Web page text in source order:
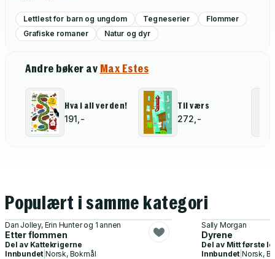
Lettlest for barn og ungdom Tegneserier
Flommer
Grafiske romaner
Natur og dyr
Andre bøker av Max Estes
Hva i all verden!
191,-
Til værs
272,-
Populært i samme kategori
Dan Jolley, Erin Hunter og 1 annen
Etter flommen
Del av Kattekrigerne
Innbundet |Norsk, Bokmål
Sally Morgan
Dyrene
Del av Mitt første
Innbundet Norsk,